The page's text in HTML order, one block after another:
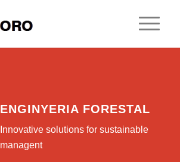
ENGINYERIA FORESTAL
Innovative solutions for sustainable
managent